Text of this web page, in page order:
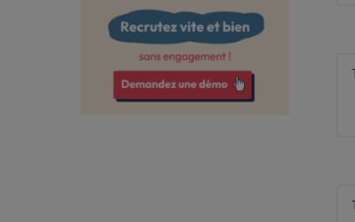
Charente-Maritime
Corrèze